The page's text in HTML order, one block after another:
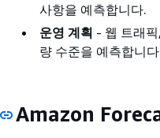
사항을 예측합니다.
운영 계획 - 웹 트래
량 수준을 예측합니
Amazon